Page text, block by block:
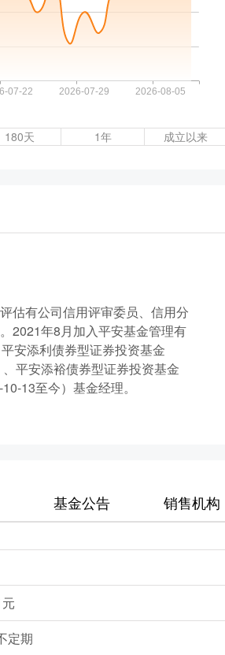
180天 1年 成立以来
估有公司信用评审委员、信用分
2021年8月加入平安基金管理有
安添利债券型证券投资基金
平安添裕债券型证券投资基金
13至今）基金经理。
基金公告 销售机构
定期